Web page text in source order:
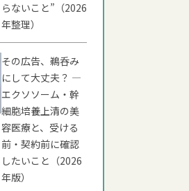
らないこと”（2026
年整理）
その広告、鵜呑み
にして大丈夫？ ―
エクソソーム・幹
細胞培養上清の美
容医療と、受ける
前・契約前に確認
したいこと（2026
年版）